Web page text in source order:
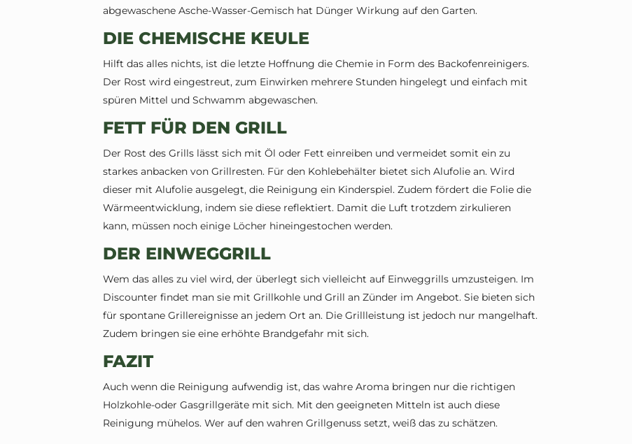
abgewaschene Asche-Wasser-Gemisch hat Dünger Wirkung auf den Garten.
DIE CHEMISCHE KEULE
Hilft das alles nichts, ist die letzte Hoffnung die Chemie in Form des Backofenreinigers.
Der Rost wird eingestreut, zum Einwirken mehrere Stunden hingelegt und einfach mit
spüren Mittel und Schwamm abgewaschen.
FETT FÜR DEN GRILL
Der Rost des Grills lässt sich mit Öl oder Fett einreiben und vermeidet somit ein zu
starkes anbacken von Grillresten. Für den Kohlebehälter bietet sich Alufolie an. Wird
dieser mit Alufolie ausgelegt, die Reinigung ein Kinderspiel. Zudem fördert die Folie die
Wärmeentwicklung, indem sie diese reflektiert. Damit die Luft trotzdem zirkulieren
kann, müssen noch einige Löcher hineingestochen werden.
DER EINWEGGRILL
Wem das alles zu viel wird, der überlegt sich vielleicht auf Einweggrills umzusteigen. Im
Discounter findet man sie mit Grillkohle und Grill an Zünder im Angebot. Sie bieten sich
für spontane Grillereignisse an jedem Ort an. Die Grillleistung ist jedoch nur mangelhaft.
Zudem bringen sie eine erhöhte Brandgefahr mit sich.
FAZIT
Auch wenn die Reinigung aufwendig ist, das wahre Aroma bringen nur die richtigen
Holzkohle-oder Gasgrillgeräte mit sich. Mit den geeigneten Mitteln ist auch diese
Reinigung mühelos. Wer auf den wahren Grillgenuss setzt, weiß das zu schätzen.